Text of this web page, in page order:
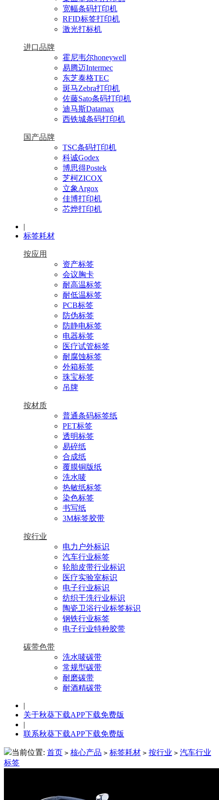
宽幅条码打印机
RFID标签打印机
激光打标机
进口品牌
霍尼韦尔honeywell
易腾迈Intermec
东芝泰格TEC
斑马Zebra打印机
佐藤Sato条码打印机
迪马斯Datamax
西铁城条码打印机
国产品牌
TSC条码打印机
科诚Godex
博思得Postek
芝柯ZICOX
立象Argox
佳博打印机
芯烨打印机
|
标签耗材
按应用
资产标签
会议胸卡
耐高温标签
耐低温标签
PCB标签
防伪标签
防静电标签
电器标签
医疗试管标签
耐腐蚀标签
外箱标签
珠宝标签
吊牌
按材质
普通条码标签纸
PET标签
透明标签
易碎纸
合成纸
覆膜铜版纸
洗水唛
热敏纸标签
染色标签
书写纸
3M标签胶带
按行业
电力户外标识
汽车行业标签
轮胎皮带行业标识
医疗实验室标识
电子行业标识
纺织干洗行业标识
陶瓷卫浴行业标签标识
钢铁行业标签
电子行业特种胶带
碳带色带
洗水唛碳带
常规型碳带
耐磨碳带
耐酒精碳带
|
关于秋葵下载APP下载免费版
|
联系秋葵下载APP下载免费版
当前位置: 首页 > 核心产品 > 标签耗材 > 按行业 > 汽车行业
标签